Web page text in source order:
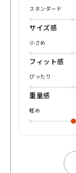
スタンダード
サイズ感
小さめ
フィット感
ぴったり
重量感
軽め